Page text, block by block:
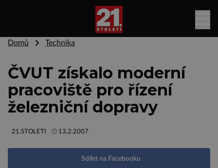
Domů Technika
ČVUT získalo moderní
pracoviště pro řízení
železniční dopravy
21.STOLETI 13.2.2007
Sdílet na Facebooku